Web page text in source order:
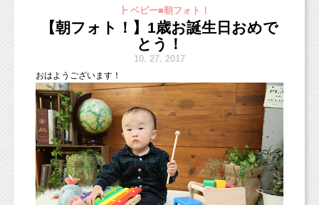
経験はなかった？」
昔・・・？昔ってどの程度の昔？
頭の中で記憶を遡って行くのだけれど、
全然思い当たるようなことがなく。
相談相手「つらかったとか、寂しかったことと
かは？」
お気軽にご相談くださいね！
11月の七五三撮影やマタニティフォト、ご予約承り中です。
ご連絡お待ちしています（＾＾）
マタニティ＆ペットフフォト！
ペット撮影というと、やっぱり多いのはワンちゃんの撮影です。
もちろんワンちゃん以外のペットちゃんもたくさん遊びに来てく
┣ ベビー■朝フォト！
【朝フォト！】1歳お誕生日おめで
とう！
10. 27. 2017
おはようございます！